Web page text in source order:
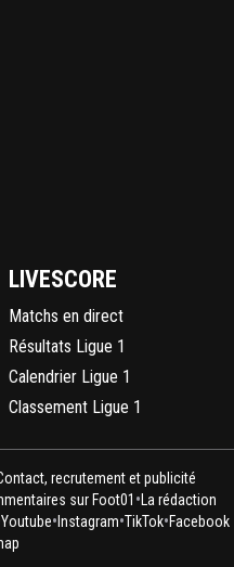
LIVESCORE
Matchs en direct
Résultats Ligue 1
Calendrier Ligue 1
Classement Ligue 1
recrutement et publicité
sur Foot01 •La rédaction
Youtube• Instagram•TikTok•Facebook